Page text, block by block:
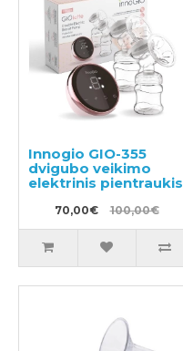
Innogio GIO-355
dvigubo veikimo
elektrinis pientraukis
70,00€ 100,00€